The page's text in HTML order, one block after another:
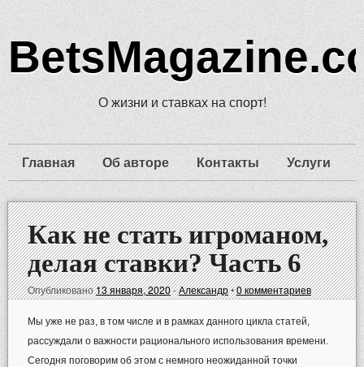
О жизни и ставках на спорт!
Главная Об авторе Контакты Услуги
Как не стать игроманом,
делая ставки? Часть 6
Опубликовано13 января, 2020-Александр•0 комментариев
Мы уже не раз, в том числе и в рамках данного цикла статей,
рассуждали о важности рационального использования времени.
Сегодня поговорим об этом с немного неожиданной точки